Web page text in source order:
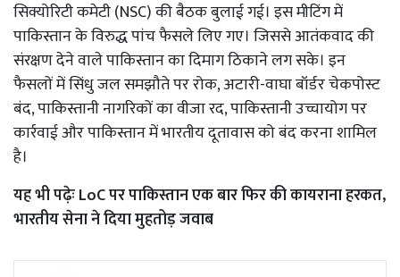
सिक्योरिटी कमेटी (NSC) की बैठक बुलाई गई। इस मीटिंग में
पाकिस्तान के विरुद्ध पांच फैसले लिए गए। जिससे आतंकवाद की
संरक्षण देने वाले पाकिस्तान का दिमाग ठिकाने लग सके। इन
फैसलों में सिंधु जल समझौते पर रोक, अटारी-वाघा बॉर्डर चेकपोस्ट
बंद, पाकिस्तानी नागरिकों का वीजा रद, पाकिस्तानी उच्चायोग पर
कार्रवाई और पाकिस्तान में भारतीय दूतावास को बंद करना शामिल
है।
यह भी पढ़ेःLoC पर पाकिस्तान एक बार फिर की कायराना हरकत,
भारतीय सेना ने दिया मुहतोड़ जवाब